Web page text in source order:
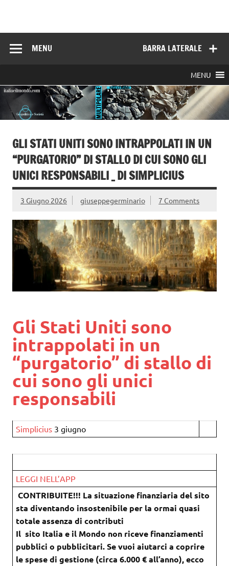
BARRA LATERALE
MENU
MENU
GLI STATI UNITI SONO INTRAPPOLATI IN UN
“PURGATORIO” DI STALLO DI CUI SONO GLI
UNICI RESPONSABILI _ DI SIMPLICIUS
3 Giugno 2026 giuseppegerminario 7 Comments
Gli Stati Uniti sono
intrappolati in un
“purgatorio” di stallo di
cui sono gli unici
responsabili
Simplicius 3 giugno
LEGGI NELL’APP
CONTRIBUITE!!! La situazione finanziaria del sito
sta diventando insostenibile per la ormai quasi
totale assenza di contributi
Il sito Italia e il Mondo non riceve finanziamenti
pubblici o pubblicitari. Se vuoi aiutarci a coprire
le spese di gestione (circa 6.000 € all’anno), ecco